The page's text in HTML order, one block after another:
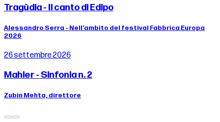
Tragùdia - Il canto di Edipo
Alessandro Serra - Nell’ambito del festival Fabbrica Europa
2026
26 settembre 2026
Mahler - Sinfonia n. 2
Zubin Mehta, direttore